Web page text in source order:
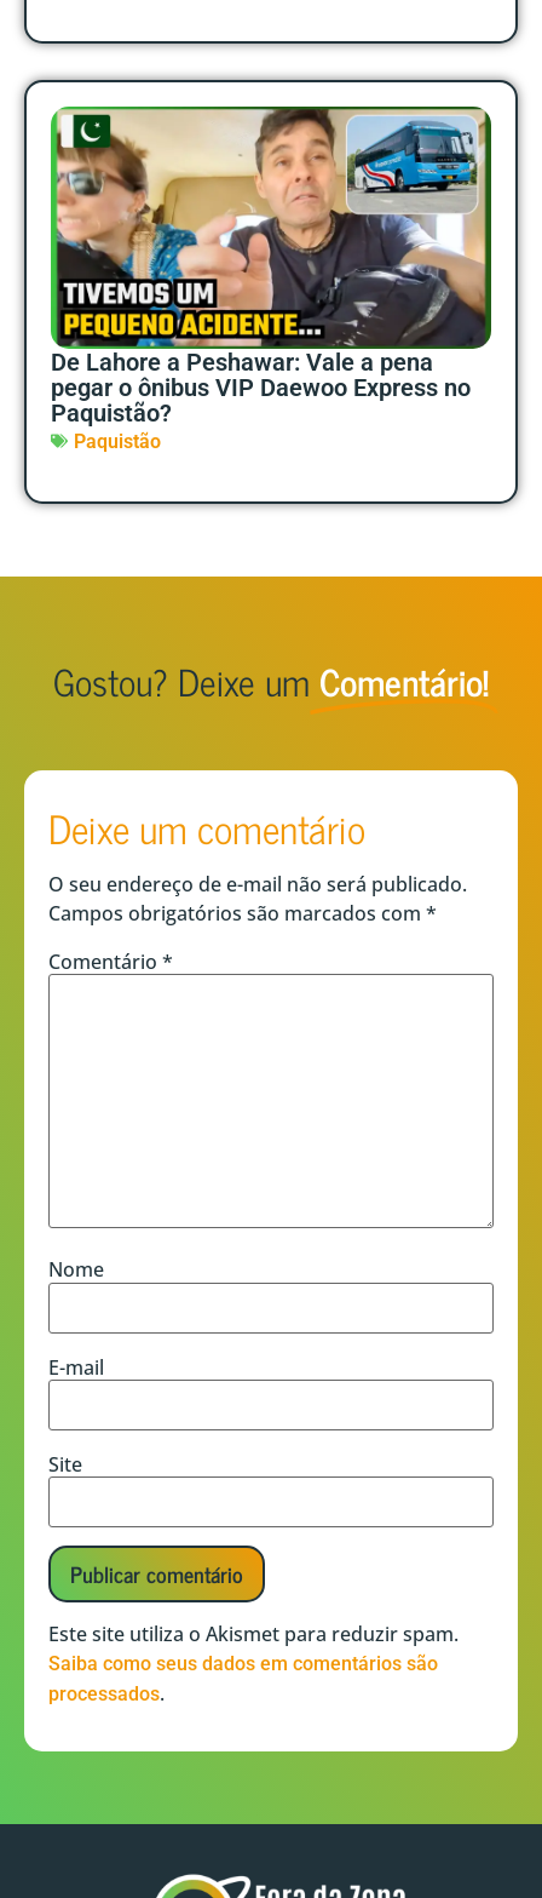
De Lahore a Peshawar: Vale a pena
pegar o ônibus VIP Daewoo Express no
Paquistão?
Paquistão
Gostou? Deixe um Comentário!
Deixe um comentário
O seu endereço de e-mail não será publicado.
Campos obrigatórios são marcados com *
Comentário *
Nome
E-mail
Site
Este site utiliza o Akismet para reduzir spam.
Saiba como seus dados em comentários são
processados.